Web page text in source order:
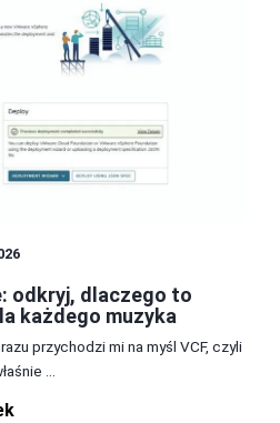
odkryj, dlaczego to
każdego muzyka
przychodzi mi na myśl VCF, czyli
...